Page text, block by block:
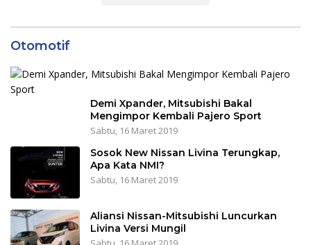
Otomotif
Demi Xpander, Mitsubishi Bakal
Mengimpor Kembali Pajero Sport
Sabtu, 16 Maret 2019
Sosok New Nissan Livina Terungkap,
Apa Kata NMI?
Sabtu, 16 Maret 2019
Aliansi Nissan-Mitsubishi Luncurkan
Livina Versi Mungil